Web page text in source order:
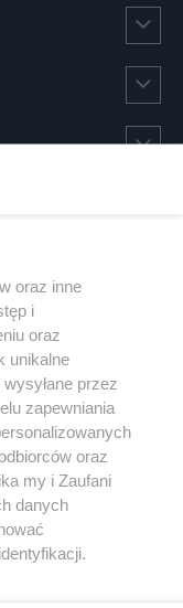
Youtube
oraz inne
i
oraz
unikalne
przez
zapewniania
oraz
my i Zaufani
danych